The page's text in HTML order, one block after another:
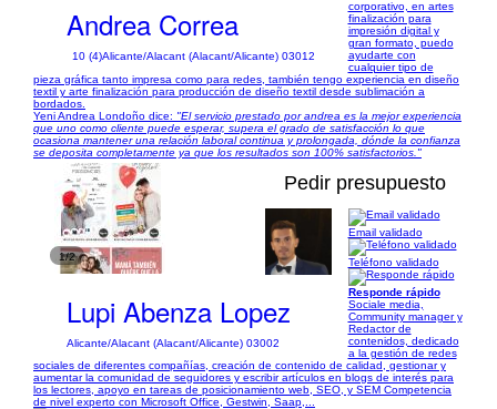
Andrea Correa
10 (4)Alicante/Alacant (Alacant/Alicante) 03012
corporativo, en artes
finalización para
impresión digital y
gran formato, puedo
ayudarte con
cualquier tipo de
pieza gráfica tanto impresa como para redes, también tengo experiencia en diseño
textil y arte finalización para producción de diseño textil desde sublimación a
bordados.
Yeni Andrea Londoño dice: "El servicio prestado por andrea es la mejor experiencia
que uno como cliente puede esperar, supera el grado de satisfacción lo que
ocasiona mantener una relación laboral continua y prolongada, dónde la confianza
se deposita completamente ya que los resultados son 100% satisfactorios."
1/2
Pedir presupuesto
Lupi Abenza Lopez
Alicante/Alacant (Alacant/Alicante) 03002
Email validado
Teléfono validado
Responde rápido
Sociale media,
Community manager y
Redactor de
contenidos, dedicado
a la gestión de redes
sociales de diferentes compañías, creación de contenido de calidad, gestionar y
aumentar la comunidad de seguidores y escribir artículos en blogs de interés para
los lectores, apoyo en tareas de posicionamiento web, SEO, y SEM Competencia
de nivel experto con Microsoft Office, Gestwin, Saap,...